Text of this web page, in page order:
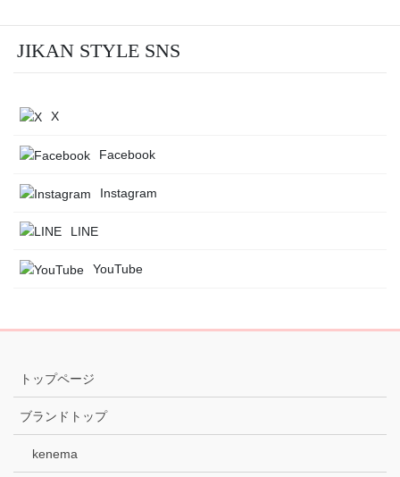
JIKAN STYLE SNS
X
Facebook
Instagram
LINE
YouTube
トップページ
ブランドトップ
kenema